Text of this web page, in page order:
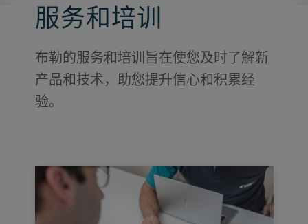
服务和培训
布勒的服务和培训旨在使您及时了解新
产品和技术，助您提升信心和积累经
验。